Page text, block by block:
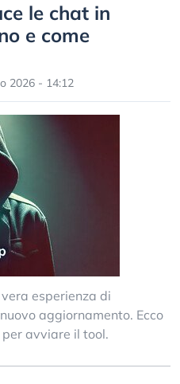
le chat in
e come
2026 - 14:12
esperienza di
aggiornamento. Ecco
avviare il tool.